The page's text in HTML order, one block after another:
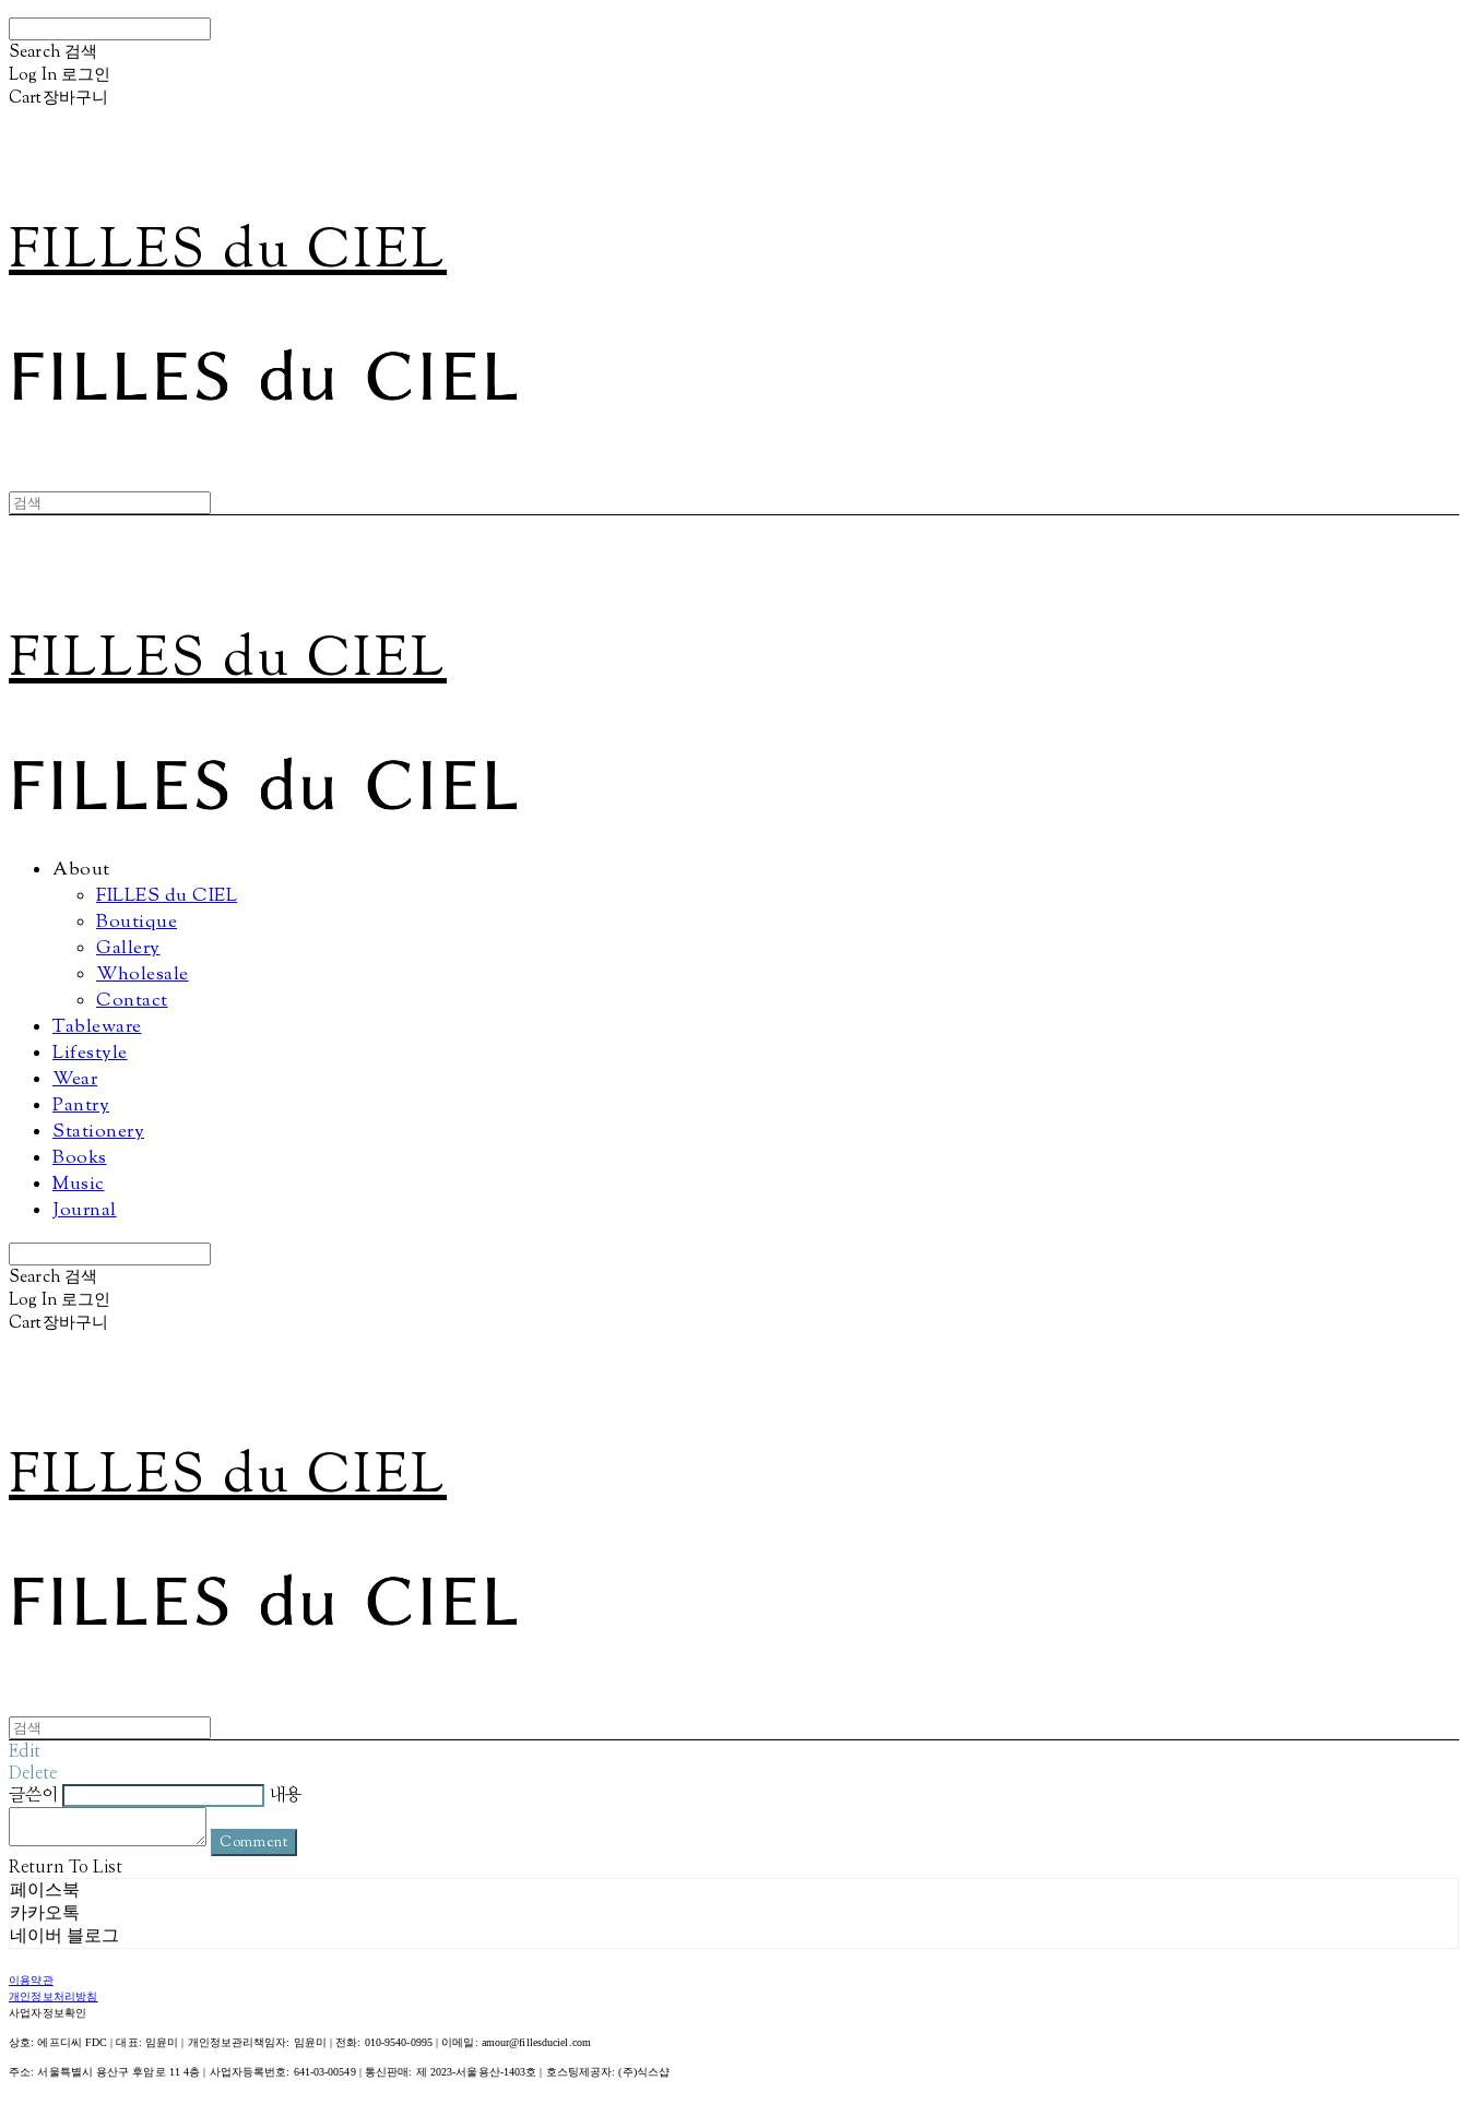
Search 검색
Log In 로그인
Cart장바구니
FILLES du CIEL
FILLES du CIEL
About
FILLES du CIEL
Boutique
Gallery
Wholesale
Contact
Tableware
Lifestyle
Wear
Pantry
Stationery
Books
Music
Journal
Search 검색
Log In 로그인
Cart장바구니
FILLES du CIEL
Edit
Delete
글쓴이
내용
Comment
Return To List
페이스북
카카오톡
네이버 블로그
이용약관
개인정보처리방침
사업자정보확인
상호: 에프디씨 FDC | 대표: 임윤미 | 개인정보관리책임자: 임윤미 | 전화: 010-9540-0995 | 이메일: amour@fillesduciel.com
주소: 서울특별시 용산구 후암로 11 4층 | 사업자등록번호: 641-03-00549| 통신판매: 제 2023-서울용산-1403호 | 호스팅제공자: (주)식스샵